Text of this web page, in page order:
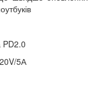
PD2.0
5А